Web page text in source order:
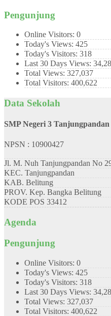
Pengunjung
Online Visitors: 0
Today's Views: 425
Today's Visitors: 318
Last 30 Days Views:
Total Views: 327,037
Total Visitors: 400,622
Data Sekolah
SMP Negeri 3 Tanjungpandan
NPSN : 10900427
Jl. M. Nuh Tanjungpandan No
KEC. Tanjungpandan
KAB. Belitung
PROV. Kep. Bangka Belitung
KODE POS 33412
Agenda
Pengunjung
Online Visitors: 0
Today's Views: 425
Today's Visitors: 318
Last 30 Days Views:
Total Views: 327,037
Total Visitors: 400,622